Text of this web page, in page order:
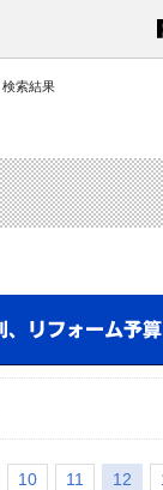
検索結果
10 11 12